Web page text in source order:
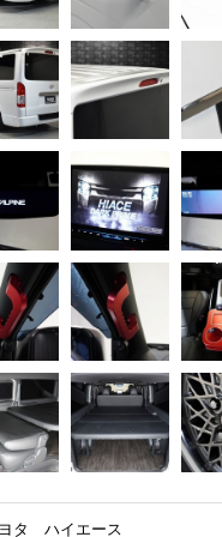
タ ハイエース